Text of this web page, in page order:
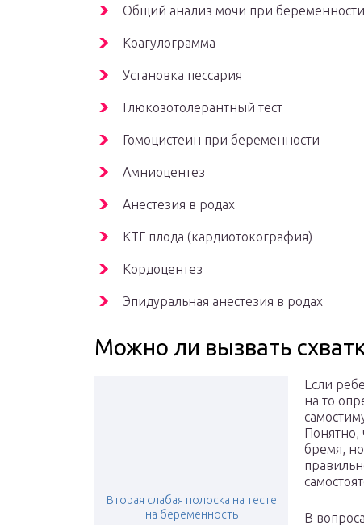
Общий анализ мочи при беременности
Коагулограмма
Установка пессария
Глюкозотолерантный тест
Гомоцистеин при беременности
Амниоцентез
Анестезия в родах
КТГ плода (кардиотокография)
Кордоцентез
Эпидуральная анестезия в родах
Можно ли вызвать
Вторая слабая полоска на тесте
на беременность
Если
на то
Понятно,
бремя, но
В